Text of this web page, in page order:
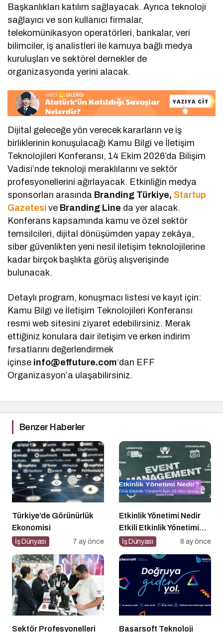
Başkanlıkları katılım sağlayacak. Ayrıca teknoloji
sağlayıcı ve son kullanıcı firmalar,
telekomünikasyon operatörleri, bankalar, veri
bilimciler, iş analistleri ile kamuya bağlı medya
kuruluşları ve sektörel dernekler de
organizasyonda yerini alacak.
Dijital geleceğe yön verecek kararların ve iş
birliklerinin konuşulacağı Kamu Bilgi ve İletişim
Teknolojileri Konferansı, 14 Ekim 2026’da Bilişim
Vadisi’nde teknoloji meraklılarını ve sektör
profesyonellerini ağırlayacak. Etkinliğin medya
sponsorları arasında Branding Türkiye, Startup
Gazetesi ve Branding Line da yer alacak.
Konferans kapsamında kamu ve özel sektör
temsilcileri, dijital dönüşümden yapay zekâya,
siber güvenlikten yeni nesil iletişim teknolojilerine
kadar birçok başlıkta görüş alışverişinde
bulunacak.
Detaylı program, konuşmacı listesi ve kayıt için:
Kamu Bilgi ve İletişim Teknolojileri Konferansı
resmi web sitesini ziyaret edebilirsiniz. Merak
ettiğiniz konulara dair iletişim ve erken indirim
fırsatlarını değerlendirmek
içinse info@effuture.com‘dan EFF
Organizasyon’a ulaşabilirsiniz.
Benzer Haberler
Türkiye’de Görünürlük
Ekonomisi
İş Dünyası 7 ay önce
Etkinlik Yönetimi Nedir
Etkili Etkinlik Yönetimi
İçin 10 Altın İpucu
İş Dünyası 8 ay önce
Sektör Profesyonelleri Başarsoft Teknoloji